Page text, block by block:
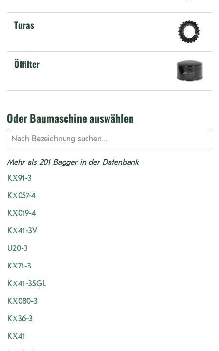
Turas
Ölfilter
Oder Baumaschine auswählen
Mehr als 201 Bagger in der Datenbank
KX91-3
KX057-4
KX019-4
KX41-3V
U20-3
KX71-3
KX41-3SGL
KX080-3
KX36-3
KX41